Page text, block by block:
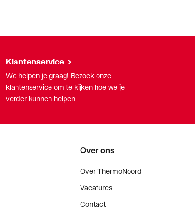
Klantenservice
We helpen je graag! Bezoek onze
klantenservice om te kijken hoe we je
verder kunnen helpen
Over ons
Over ThermoNoord
Vacatures
Contact